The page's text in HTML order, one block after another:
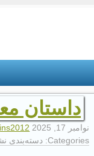
داستان
نوامبر 17, 2025
ins2012
Categories: دسته‌بندی